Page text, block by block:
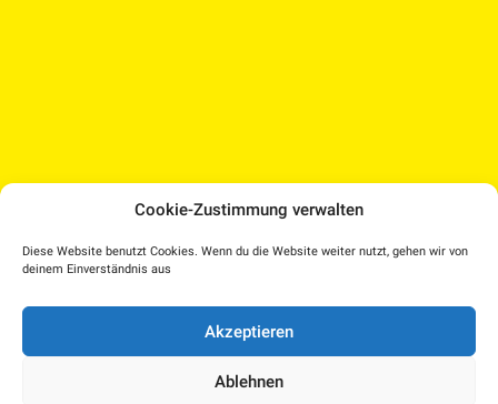
Cookie-Zustimmung verwalten
Diese Website benutzt Cookies. Wenn du die Website weiter nutzt, gehen wir von
deinem Einverständnis aus
Akzeptieren
Ablehnen
YouTube
Dorf TV
Kulturplattform OÖ – KUPF|
Medien Kultur Haus |
Pollheimerstraße 17 | 4600 Wels
office@medienkulturhaus.at
Impressum